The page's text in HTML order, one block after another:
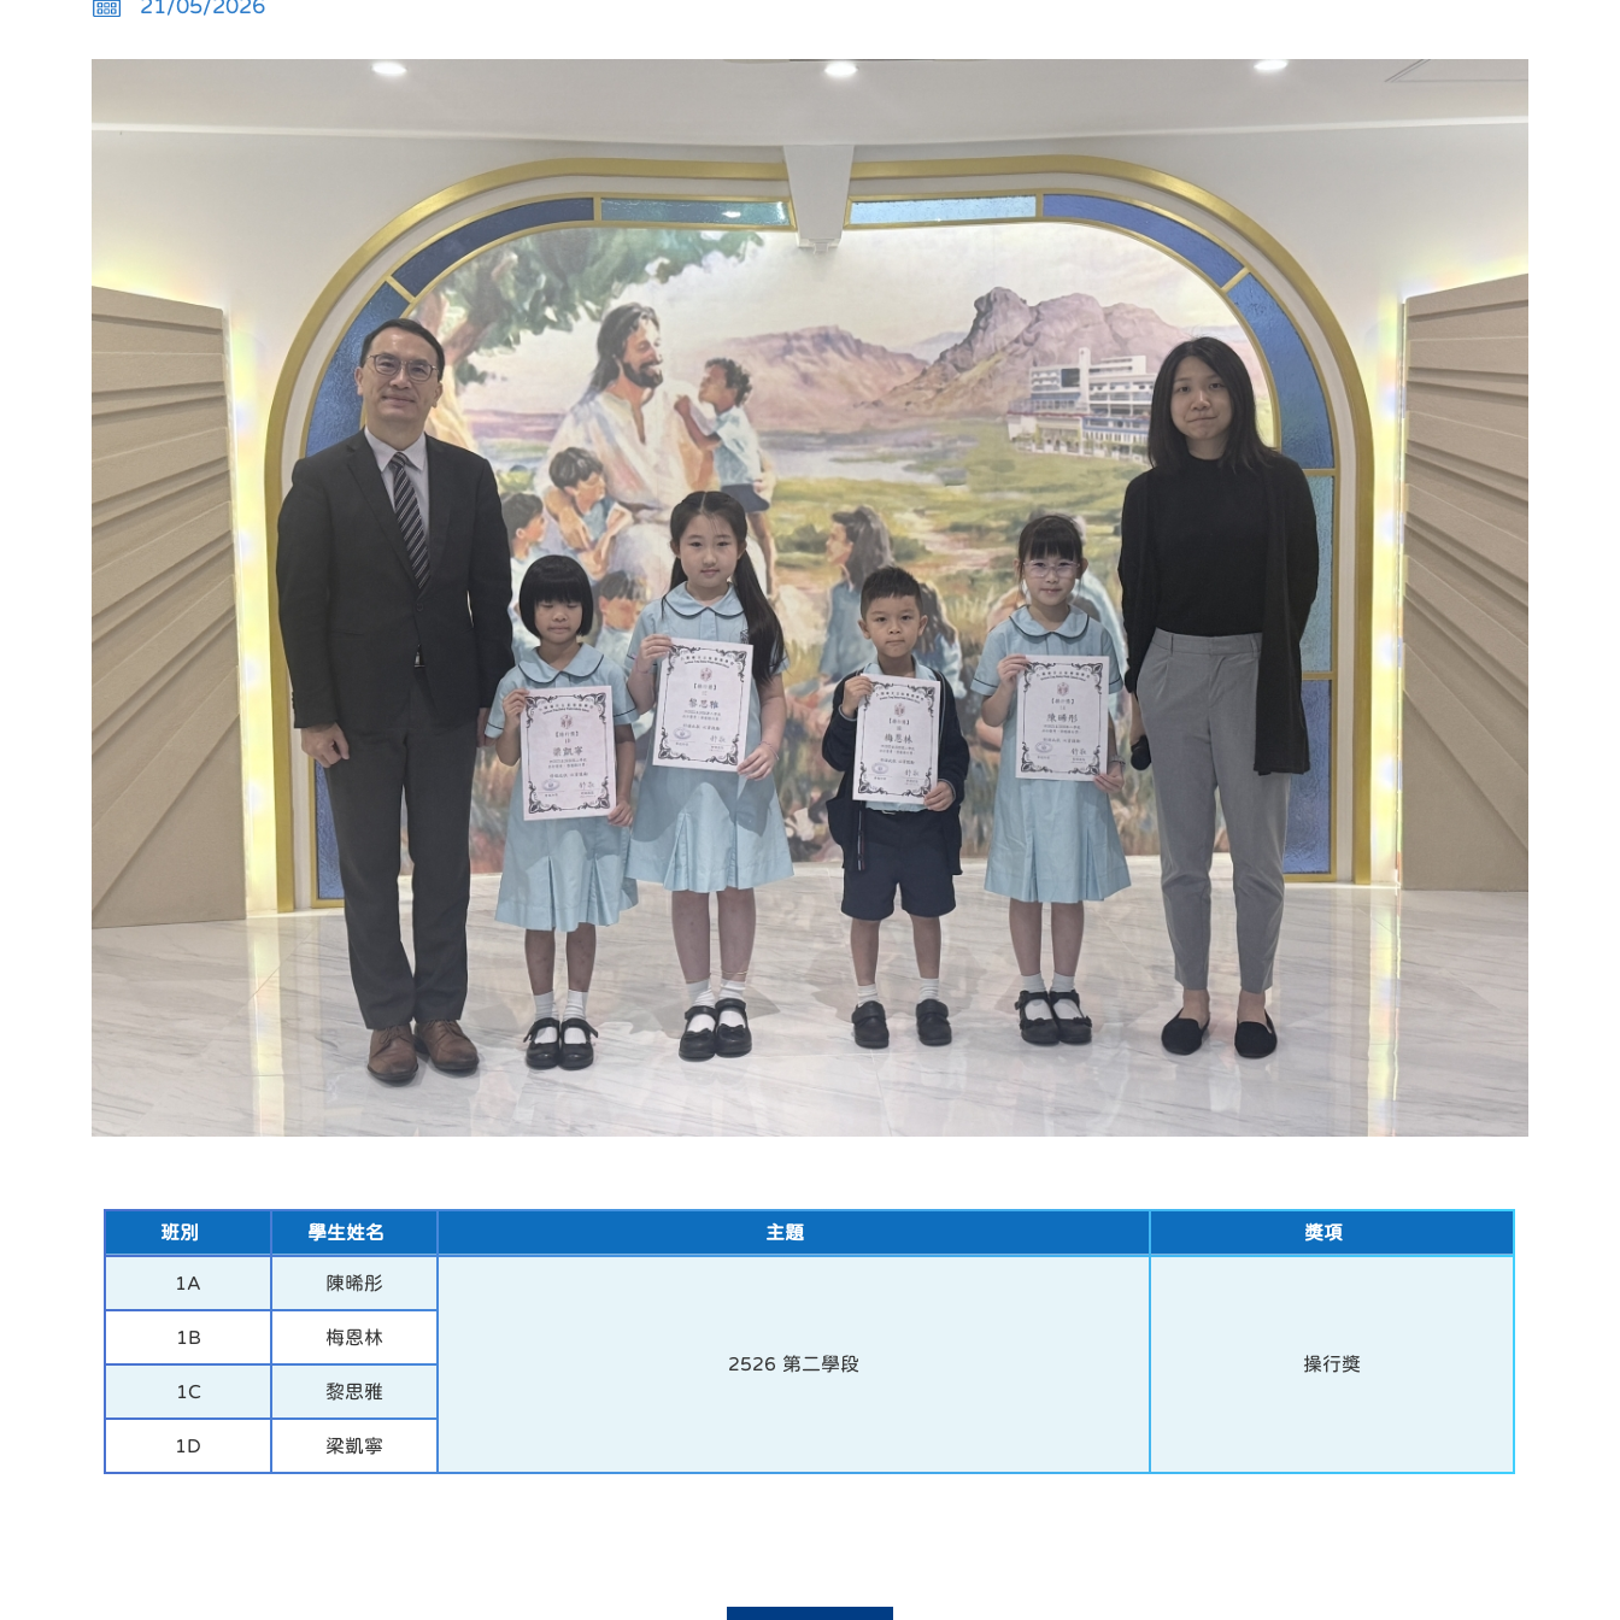
21/05/2026
班別 學生姓名 主題 獎項
1A 陳晞彤
2526 第二學段 操行獎
1B 梅恩林
1C 黎思雅
1D 梁凱寧